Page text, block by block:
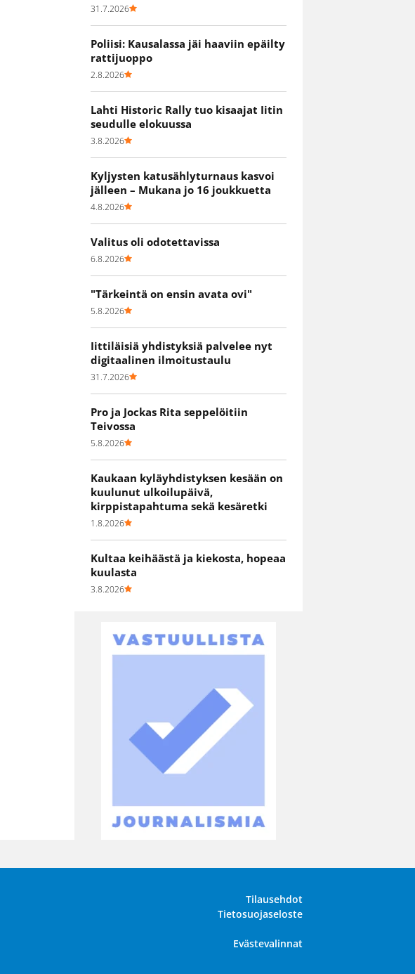
31.7.2026
Poliisi: Kausalassa jäi haaviin epäilty
rattijuoppo
2.8.2026
Lahti Historic Rally tuo kisaajat Iitin
seudulle elokuussa
3.8.2026
Kyljysten katusählyturnaus kasvoi
jälleen – Mukana jo 16 joukkuetta
4.8.2026
Valitus oli odotettavissa
6.8.2026
"Tärkeintä on ensin avata ovi"
5.8.2026
Iittiläisiä yhdistyksiä palvelee nyt
digitaalinen ilmoitustaulu
31.7.2026
Pro ja Jockas Rita seppelöitiin
Teivossa
5.8.2026
Kaukaan kyläyhdistyksen kesään on
kuulunut ulkoilupäivä,
kirppistapahtuma sekä kesäretki
1.8.2026
Kultaa keihäästä ja kiekosta, hopeaa
kuulasta
3.8.2026
Tilausehdot
Tietosuojaseloste
Evästevalinnat